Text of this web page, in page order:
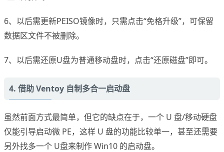
6、以后需更新PEISO镜像时，只需点击“免格升级”，可保留
数据区文件不被删除。
7、以后需还原U盘为普通移动盘时，点击“还原磁盘”即可。
4. 借助 Ventoy 自制多合一启动盘
虽然前面方式最简单，但它的缺点在于，一个 U 盘/移动硬盘
仅能引导启动微 PE，这样 U 盘的功能比较单一，甚至还需要
另外找多一个 U盘来制作 Win10 的启动盘。